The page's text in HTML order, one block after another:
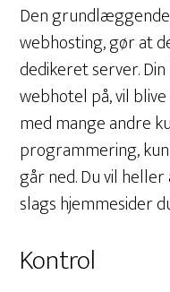
Den
webhosting, gør at
dedikeret server.
webhotel på, vil
med mange andre
programmering,
går ned. Du vil
slags hjemmesider
Kontrol